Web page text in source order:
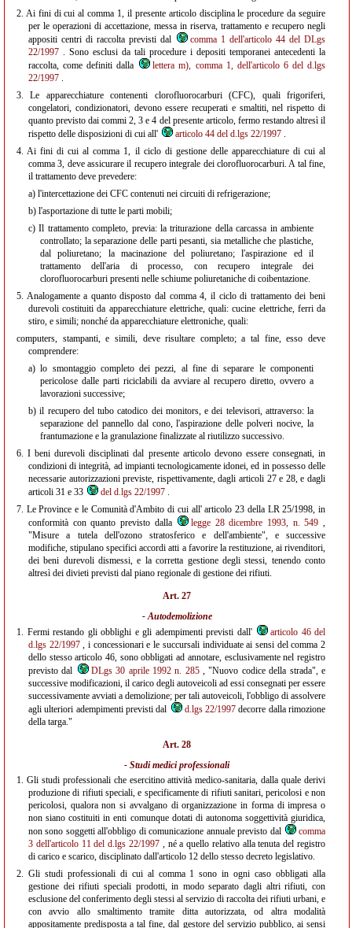
2. Ai fini di cui al comma 1, il presente articolo disciplina le procedure da seguire
per le operazioni di accettazione, messa in riserva, trattamento e recupero negli
appositi centri di raccolta previsti dal
comma 1 dell'articolo 44 del DLgs
22/1997 . Sono esclusi da tali procedure i depositi temporanei antecedenti la
raccolta, come definiti dalla
lettera m), comma 1, dell'articolo 6 del d.lgs
22/1997 .
3.Le apparecchiature contenenti clorofluorocarburi (CFC), quali frigoriferi,
congelatori, condizionatori, devono essere recuperati e smaltiti, nel rispetto di
quanto previsto dai commi 2, 3 e 4 del presente articolo, fermo restando altresì il
rispetto delle disposizioni di cui all'
articolo 44 del d.lgs 22/1997 .
4.Ai fini di cui al comma 1, il ciclo di gestione delle apparecchiature di cui al
comma 3, deve assicurare il recupero integrale dei clorofluorocarburi. A tal fine,
il trattamento deve prevedere:
a) l'intercettazione dei CFC contenuti nei circuiti di refrigerazione;
b) l'asportazione di tutte le parti mobili;
c) Il trattamento completo, previa: la triturazione della carcassa in ambiente
controllato; la separazione delle parti pesanti, sia metalliche che plastiche,
dal poliuretano; la macinazione del poliuretano; l'aspirazione ed il
trattamento dell'aria di processo, con recupero integrale dei
clorofluorocarburi presenti nelle schiume poliuretaniche di coibentazione.
5. Analogamente a quanto disposto dal comma 4, il ciclo di trattamento dei beni
durevoli costituiti da apparecchiature elettriche, quali: cucine elettriche, ferri da
stiro, e simili; nonché da apparecchiature elettroniche, quali:
computers, stampanti, e simili, deve risultare completo; a tal fine, esso deve
comprendere:
a) lo smontaggio completo dei pezzi, al fine di separare le componenti
pericolose dalle parti riciclabili da avviare al recupero diretto, ovvero a
lavorazioni successive;
b) il recupero del tubo catodico dei monitors, e dei televisori, attraverso: la
separazione del pannello dal cono, l'aspirazione delle polveri nocive, la
frantumazione e la granulazione finalizzate al riutilizzo successivo.
6.I beni durevoli disciplinati dal presente articolo devono essere consegnati, in
condizioni di integrità, ad impianti tecnologicamente idonei, ed in possesso delle
necessarie autorizzazioni previste, rispettivamente, dagli articoli 27 e 28, e dagli
articoli 31 e 33
del d.lgs 22/1997 .
7. Le Province e le Comunità d'Ambito di cui all' articolo 23 della LR 25/1998, in
conformità con quanto previsto dalla
legge 28 dicembre 1993, n. 549 ,
"Misure a tutela dell'ozono stratosferico e dell'ambiente", e successive
modifiche, stipulano specifici accordi atti a favorire la restituzione, ai rivenditori,
dei beni durevoli dismessi, e la corretta gestione degli stessi, tenendo conto
altresì dei divieti previsti dal piano regionale di gestione dei rifiuti.
Art. 27
- Autodemolizione
1. Fermi restando gli obblighi e gli adempimenti previsti dall'
articolo 46 del
d.lgs 22/1997, i concessionari e le succursali individuate ai sensi del comma 2
dello stesso articolo 46, sono obbligati ad annotare, esclusivamente nel registro
previsto dal
DLgs 30 aprile 1992 n. 285, "Nuovo codice della strada", e
successive modificazioni, il carico degli autoveicoli ad essi consegnati per essere
successivamente avviati a demolizione; per tali autoveicoli, l'obbligo di assolvere
agli ulteriori adempimenti previsti dal
d.lgs 22/1997 decorre dalla rimozione
della targa."
Art. 28
- Studi medici professionali
1. Gli studi professionali che esercitino attività medico-sanitaria, dalla quale derivi
produzione di rifiuti speciali, e specificamente di rifiuti sanitari, pericolosi e non
pericolosi, qualora non si avvalgano di organizzazione in forma di impresa o
non siano costituiti in enti comunque dotati di autonoma soggettività giuridica,
non sono soggetti all'obbligo di comunicazione annuale previsto dal
comma
3 dell'articolo 11 del d.lgs 22/1997, né a quello relativo alla tenuta del registro
di carico e scarico, disciplinato dall'articolo 12 dello stesso decreto legislativo.
2. Gli studi professionali di cui al comma 1 sono in ogni caso obbligati alla
gestione dei rifiuti speciali prodotti, in modo separato dagli altri rifiuti, con
esclusione del conferimento degli stessi al servizio di raccolta dei rifiuti urbani, e
con avvio allo smaltimento tramite ditta autorizzata, od altra modalità
appositamente predisposta a tal fine, dal gestore del servizio pubblico, ai sensi